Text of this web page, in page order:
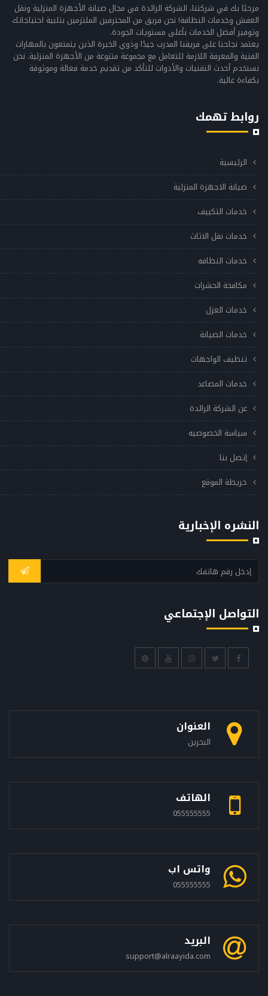
مرحبًا بك في شركتنا، الشركة الرائدة في مجال صيانة الأجهزة المنزلية ونقل
العفش وخدمات النظافة! نحن فريق من المحترفين الملتزمين بتلبية احتياجاتك
وتوفير أفضل الخدمات بأعلى مستويات الجودة.
يعتمد نجاحنا على فريقنا المدرب جيدًا وذوي الخبرة الذين يتمتعون بالمهارات
الفنية والمعرفة اللازمة للتعامل مع مجموعة متنوعة من الأجهزة المنزلية. نحن
نستخدم أحدث التقنيات والأدوات للتأكد من تقديم خدمة فعالة وموثوقة
بكفاءة عالية.
روابط تهمك
الرئيسية
صيانة الاجهزة المنزلية
خدمات التكييف
خدمات نقل الاثاث
خدمات النظافه
مكافحة الحشرات
خدمات العزل
خدمات الصيانة
تنظيف الواجهات
خدمات المصاعد
عن الشركة الرائدة
سياسة الخصوصيه
إتصل بنا
خريطة الموقع
النشره الإخبارية
التواصل الإجتماعي
العنوان
البحرين
الهاتف
055555555
واتس اب
055555555
البريد
support@alraayida.com